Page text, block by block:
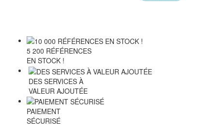
5 200 RÉFÉRENCES
EN STOCK !
DES SERVICES À
VALEUR AJOUTÉE
PAIEMENT
SÉCURISÉ